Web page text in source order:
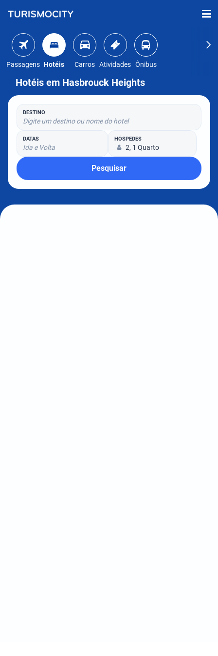
Passagens Hotéis Carros Atividades Ônibus
Hotéis em Hasbrouck Heights
DESTINO
Digite um destino ou nome do hotel
DATAS
Ida e Volta
HÓSPEDES
2, 1 Quarto
Pesquisar